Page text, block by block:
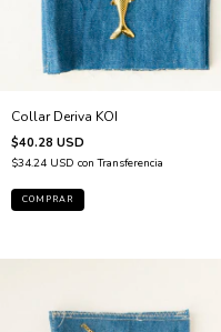
Collar Deriva KOI
$40.28 USD
$34.24 USD con Transferencia